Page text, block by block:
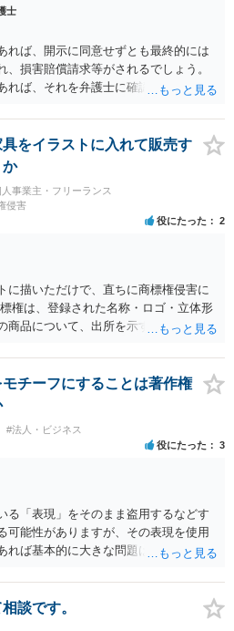
自動的に肖像権侵害となるわけではあ
ル、チャット、デザイナーの利用規約
及びこれを含む画面の複製・SNS掲載
知することをお勧めします。すでに
時、画面を保存してから削除を求め
を理解したうえで、ご自身の表現と構
安全にSNSで公開するには、教科書の
掲載せず、人体の構造という事実を基
て作図する方法が考えられます。ま
オープンライセンス素材を、利用条
。トレースした図を残したい場合は、
が安全です。
士
れば、開示に同意せずとも最終的には
損害賠償請求等がされるでしょう。
れば、それを弁護士に確認してもらっ
をイラストに入れて販売す
か
人事業主・フリーランス
侵害
役にたった 2
に描いただけで、直ちに商標権侵害に
権は、登録された名称・ロゴ・立体形
商品について、出所を示す表示として
、商標権侵害にはなりにくいと考えら
的な形状を商品名・広告に大きく表示
と誤認させる販売方法であれば、商標
生じ得ます。家具のデザインに著作権
途問題となります。 無料のSNS投稿
は成立し得ます。商標権については、
て使用しているかが重要です。 また、
国内にのみ効力を持ちます。外国で販
意匠等を確認する必要があります。 他
、権利が消滅している、侵害に当たら
いないなど、様々な可能性がありま
けでは、適法とは判断できません。
チーフにすることは著作権
#法人・ビジネス
役にたった 3
る「表現」をそのまま盗用するなどす
可能性がありますが、その表現を使用
れば基本的に大きな問題は生じないか
の骨子だけを使うのは、一般にアイデ
定の作品の文章をそのまま使うことは
談です。